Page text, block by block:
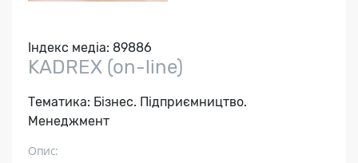
Індекс медіа: 89886
KADREX (on-line)
Тематика: Бізнес. Підприємництво.
Менеджмент
Опис: